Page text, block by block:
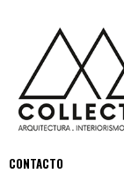
CONTACTO